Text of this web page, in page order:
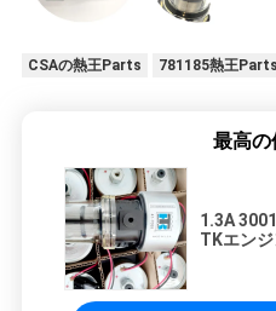
CSAの熱王Parts 781185熱王Parts
最高の
1.3A
TKエン